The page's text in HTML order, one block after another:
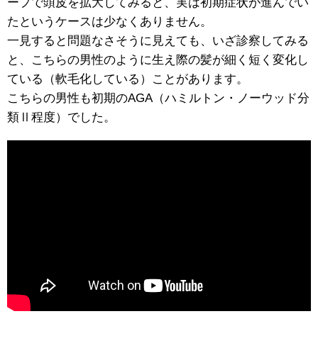
ープで頭皮を拡大してみると、実は初期症状が進んでい
たというケースは少なくありません。
一見すると問題なさそうに見えても、いざ診察してみる
と、こちらの男性のように生え際の髪が細く短く変化し
ている（軟毛化している）ことがあります。
こちらの男性も初期のAGA（ハミルトン・ノーウッド分
類Ⅱ程度）でした。